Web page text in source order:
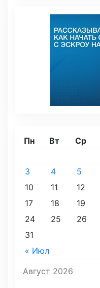
Август 2026
Пн Вт Ср
« Июл
3
4 5
10
11 12
17
18 19
24
25 26
31